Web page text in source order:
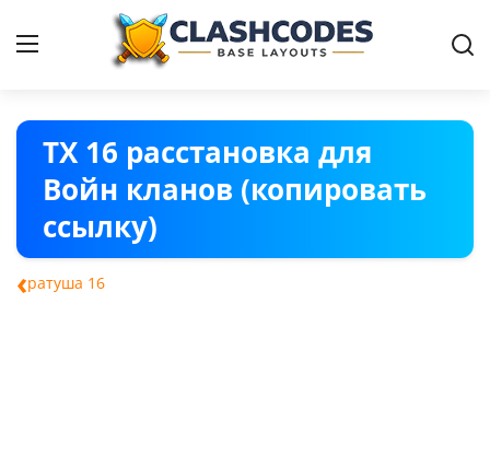
Расстановки
Русский
ТХ 16 расстановка для
Войн кланов (копировать
ссылку)
‹ратуша 16